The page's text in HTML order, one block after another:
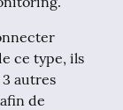
ce type, ils
autres
de